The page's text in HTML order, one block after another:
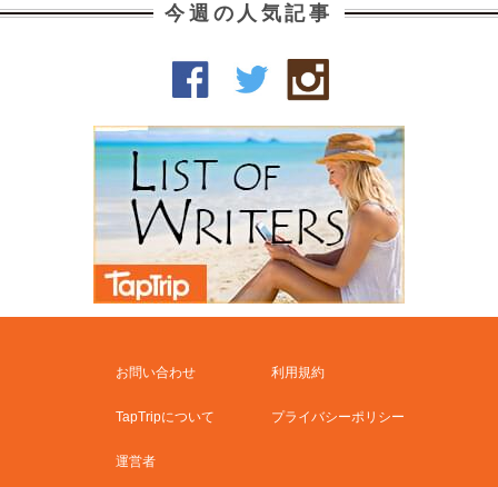
今週の人気記事
お問い合わせ 利用規約
TapTripについて プライバシーポリシー
運営者